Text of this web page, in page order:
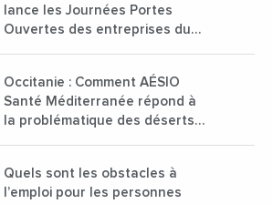
lance les Journées Portes
Ouvertes des entreprises du
Occitanie : Comment AÉSIO
Santé Méditerranée répond à
la problématique des déserts
Quels sont les obstacles à
l’emploi pour les personnes